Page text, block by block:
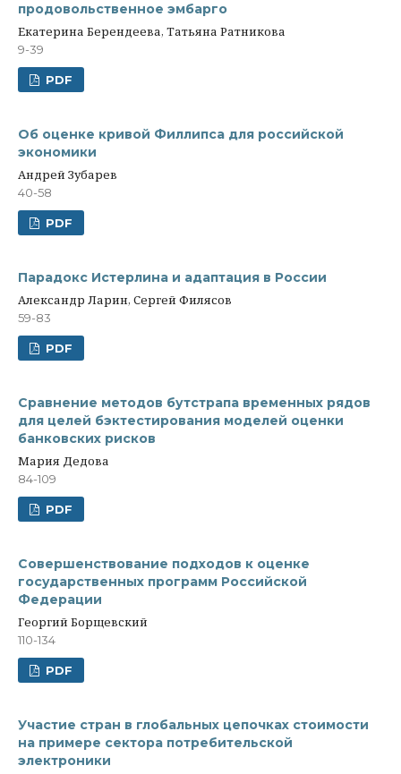
продовольственное эмбарго
Екатерина Берендеева, Татьяна Ратникова
9-39
PDF
Об оценке кривой Филлипса для российской
экономики
Андрей Зубарев
40-58
PDF
Парадокс Истерлина и адаптация в России
Александр Ларин, Сергей Филясов
59-83
PDF
Сравнение методов бутстрапа временных рядов
для целей бэктестирования моделей оценки
банковских рисков
Мария Дедова
84-109
PDF
Совершенствование подходов к оценке
государственных программ Российской
Федерации
Георгий Борщевский
110-134
PDF
Участие стран в глобальных цепочках стоимости
на примере сектора потребительской
электроники